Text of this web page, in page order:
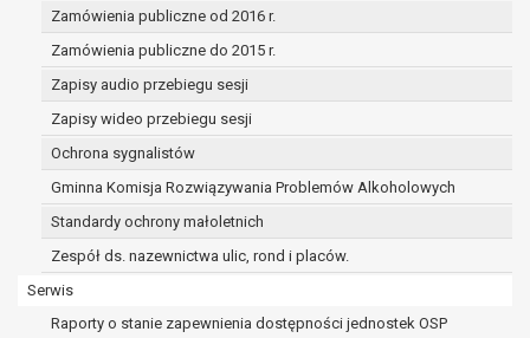
Zamówienia publiczne od 2016 r.
Zamówienia publiczne do 2015 r.
Zapisy audio przebiegu sesji
Zapisy wideo przebiegu sesji
Ochrona sygnalistów
Gminna Komisja Rozwiązywania Problemów Alkoholowych
Standardy ochrony małoletnich
Zespół ds. nazewnictwa ulic, rond i placów.
Serwis
Raporty o stanie zapewnienia dostępności jednostek OSP
podstawie art. 18 RODO, w przypadku gdy:
osoba, której dane dotyczą
kwestionuje prawidłowość danych
osobowych – na okres pozwalający
administratorowi sprawdzić
przetwarzanie danych jest niezgodne
z prawem, a osoba, której dane
dotyczą, sprzeciwia się usunięciu
danych, żądając w zamian ich
ograniczenia,
danych dla swoich celów, ale osoba,